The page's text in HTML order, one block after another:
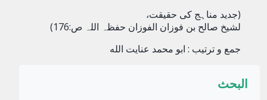
(جدید مناہج کی حقیقت،
لشیخ صالح بن فوزان الفوزان حفظہ اللہ ص:176)
جمع و ترتیب : ابو محمد عنایت الله
البحث